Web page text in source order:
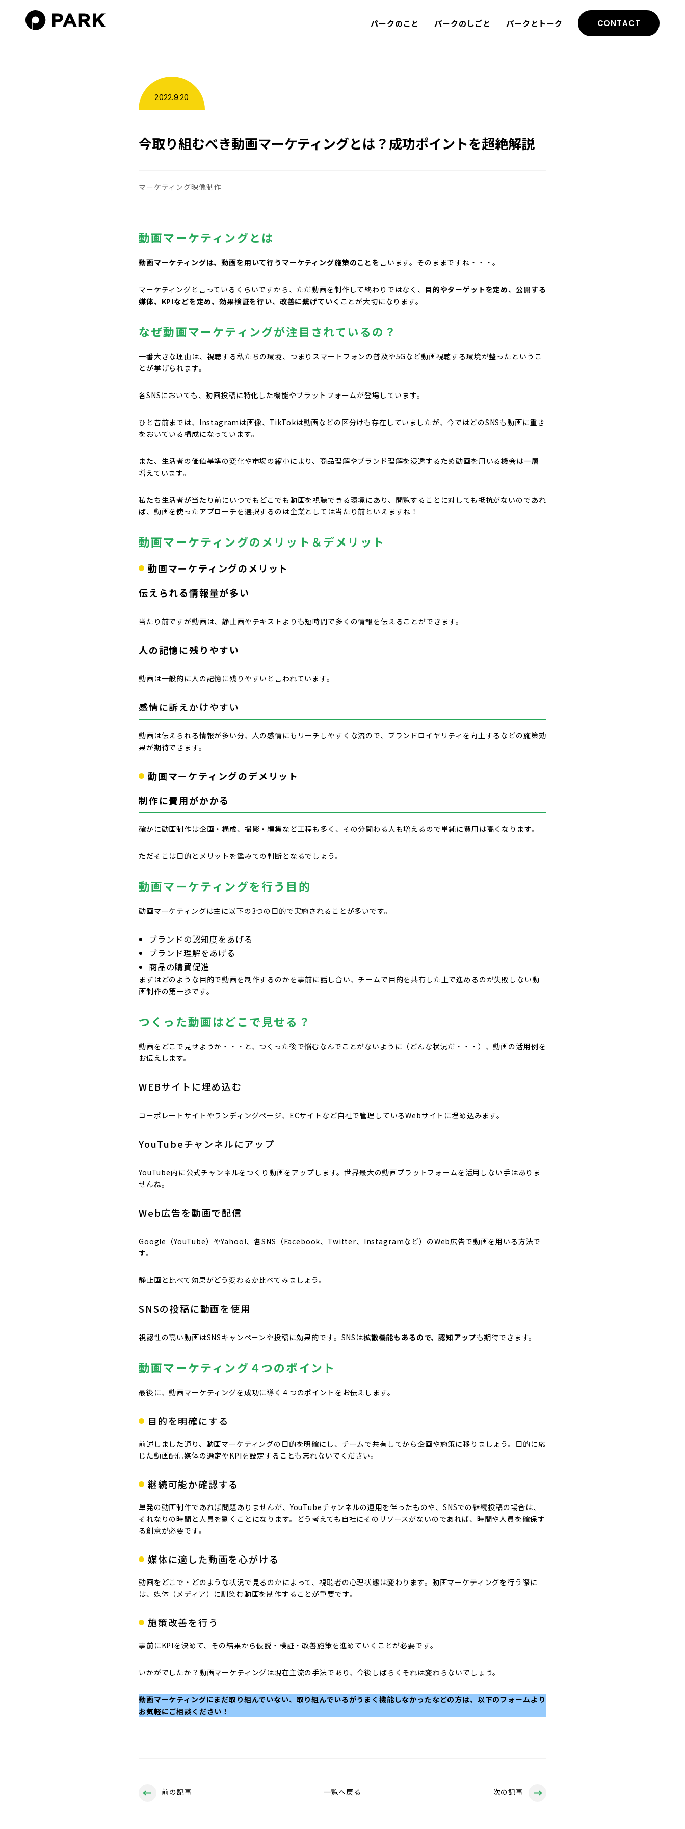
パークのこと パークのしごと パークとトーク CONTACT
2022.9.20
今取り組むべき動画マーケティングとは？成功ポイントを超絶解説
マーケティング映像制作
動画マーケティングとは
動画マーケティングは、動画を用いて行うマーケティング施策のことを言います。そのままですね・・・。
マーケティングと言っているくらいですから、ただ動画を制作して終わりではなく、 目的やターゲットを定め、公開する
媒体、KPIなどを定め、効果検証を行い、改善に繋げていく ことが大切になります。
なぜ動画マーケティングが注目されているの？
一番大きな理由は、視聴する私たちの環境、つまりスマートフォンの普及や5Gなど動画視聴する環境が整ったというこ
とが挙げられます。
各SNSにおいても、動画投稿に特化した機能やプラットフォームが登場しています。
ひと昔前までは、Instagramは画像、TikTokは動画などの区分けも存在していましたが、今ではどのSNSも動画に重き
をおいている構成になっています。
また、生活者の価値基準の変化や市場の縮小により、商品理解やブランド理解を浸透するため動画を用いる機会は一層
増えています。
私たち生活者が当たり前にいつでもどこでも動画を視聴できる環境にあり、閲覧することに対しても抵抗がないのであれ
ば、動画を使ったアプローチを選択するのは企業としては当たり前といえますね！
動画マーケティングのメリット＆デメリット
動画マーケティングのメリット
伝えられる情報量が多い
当たり前ですが動画は、静止画やテキストよりも短時間で多くの情報を伝えることができます。
人の記憶に残りやすい
動画は一般的に人の記憶に残りやすいと言われています。
感情に訴えかけやすい
動画は伝えられる情報が多い分、人の感情にもリーチしやすくな流ので、ブランドロイヤリティを向上するなどの施策効
果が期待できます。
動画マーケティングのデメリット
制作に費用がかかる
確かに動画制作は企画・構成、撮影・編集など工程も多く、その分関わる人も増えるので単純に費用は高くなります。
ただそこは目的とメリットを鑑みての判断となるでしょう。
動画マーケティングを行う目的
動画マーケティングは主に以下の3つの目的で実施されることが多いです。
ブランドの認知度をあげる
ブランド理解をあげる
商品の購買促進
まずはどのような目的で動画を制作するのかを事前に話し合い、チームで目的を共有した上で進めるのが失敗しない動
画制作の第一歩です。
つくった動画はどこで見せる？
動画をどこで見せようか・・・と、つくった後で悩むなんでことがないように（どんな状況だ・・・）、動画の活用例を
お伝えします。
WEBサイトに埋め込む
コーポレートサイトやランディングページ、ECサイトなど自社で管理しているWebサイトに埋め込みます。
YouTubeチャンネルにアップ
YouTube内に公式チャンネルをつくり動画をアップします。世界最大の動画プラットフォームを活用しない手はありま
せんね。
Web広告を動画で配信
Google（YouTube）やYahoo!、各SNS（Facebook、Twitter、Instagramなど）のWeb広告で動画を用いる方法で
す。
静止画と比べて効果がどう変わるか比べてみましょう。
SNSの投稿に動画を使用
視認性の高い動画はSNSキャンペーンや投稿に効果的です。SNSは拡散機能もあるので、認知アップも期待できます。
動画マーケティング４つのポイント
最後に、動画マーケティングを成功に導く４つのポイントをお伝えします。
目的を明確にする
前述しました通り、動画マーケティングの目的を明確にし、チームで共有してから企画や施策に移りましょう。目的に応
じた動画配信媒体の選定やKPIを設定することも忘れないでください。
継続可能か確認する
単発の動画制作であれば問題ありませんが、YouTubeチャンネルの運用を伴ったものや、SNSでの継続投稿の場合は、
それなりの時間と人員を割くことになります。どう考えても自社にそのリソースがないのであれば、時間や人員を確保す
る創意が必要です。
媒体に適した動画を心がける
動画をどこで・どのような状況で見るのかによって、視聴者の心理状態は変わります。動画マーケティングを行う際に
は、媒体（メディア）に馴染む動画を制作することが重要です。
施策改善を行う
事前にKPIを決めて、その結果から仮説・検証・改善施策を進めていくことが必要です。
いかがでしたか？動画マーケティングは現在主流の手法であり、今後しばらくそれは変わらないでしょう。
動画マーケティングにまだ取り組んでいない、取り組んでいるがうまく機能しなかったなどの方は、以下のフォームより
お気軽にご相談ください！
前の記事 一覧へ戻る 次の記事